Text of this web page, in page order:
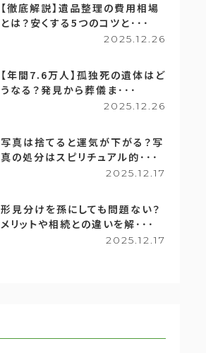
【徹底解説】遺品整理の費用相場
とは？安くする5つのコツと･･･
2025.12.26
【年間7.6万人】孤独死の遺体はど
うなる？発見から葬儀ま･･･
2025.12.26
写真は捨てると運気が下がる？写
真の処分はスピリチュアル的･･･
2025.12.17
形見分けを孫にしても問題ない？
メリットや相続との違いを解･･･
2025.12.17